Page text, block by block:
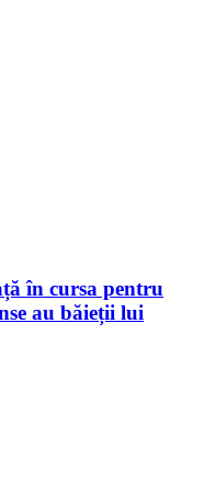
în cursa pentru
au băieții lui